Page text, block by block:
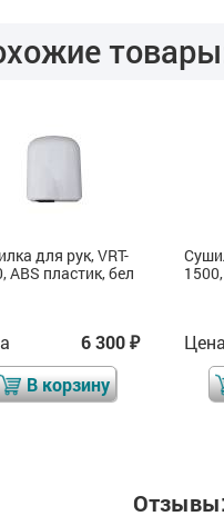
для рук, VRT-
ABS пластик, бел
6 300₽
В корзину
Цена